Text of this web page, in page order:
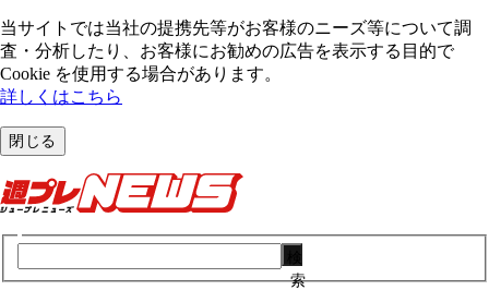
当サイトでは当社の提携先等がお客様のニーズ等について調
査・分析したり、お客様にお勧めの広告を表⽰する⽬的で
Cookie を使⽤する場合があります。
詳しくはこちら
閉じる
索